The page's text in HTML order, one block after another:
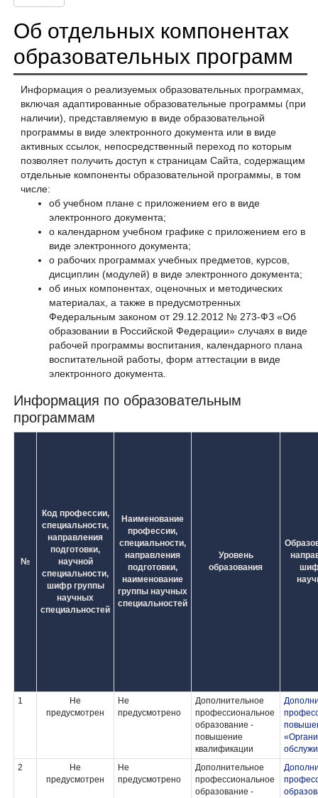
Об отдельных компонентах
образовательных программ
Информация о реализуемых образовательных программах,
включая адаптированные образовательные программы (при
наличии), представляемую в виде образовательной
программы в виде электронного документа или в виде
активных ссылок, непосредственный переход по которым
позволяет получить доступ к страницам Сайта, содержащим
отдельные компоненты образовательной программы, в том
числе:
об учебном плане с приложением его в виде
электронного документа;
о календарном учебном графике с приложением его в
виде электронного документа;
о рабочих программах учебных предметов, курсов,
дисциплин (модулей) в виде электронного документа;
об иных компонентах, оценочных и методических
материалах, а также в предусмотренных
Федеральным законом от 29.12.2012 № 273-ФЗ «Об
образовании в Российской Федерации» случаях в виде
рабочей программы воспитания, календарного плана
воспитательной работы, форм аттестации в виде
электронного документа.
Информация по образовательным
программам
№
Код профессии,
специальности,
направления
подготовки,
научной
специальности,
шифр группы
научных
специальностей
Наименование
профессии,
специальности,
направления
подготовки,
наименование
группы научных
специальностей
Уровень
образования
1
Не
предусмотрен
Не
предусмотрено
Дополнительное
профессиональное
образование -
повышение
квалификации
2
Не
предусмотрен
Не
предусмотрено
Дополнительное
профессиональное
образование -